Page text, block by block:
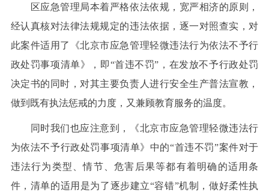
区应急管理局本着严格依法依规，宽严相济的原则，
经认真核对法律法规规定的违法依据，逐一对照查实，对
此案件适用了《北京市应急管理轻微违法行为依法不予行
政处罚事项清单》，即“首违不罚”，在发放不予行政处罚
决定书的同时，对其主要负责人进行安全生产普法宣教，
做到既有执法惩戒的力度，又兼顾教育服务的温度。
同时我们也应注意到，《北京市应急管理轻微违法行
为依法不予行政处罚事项清单》中的“首违不罚”案件对于
违法行为类型、情节、危害后果等都有着明确的适用条
件，清单的适用是为了逐步建立“容错”机制，做好柔性执